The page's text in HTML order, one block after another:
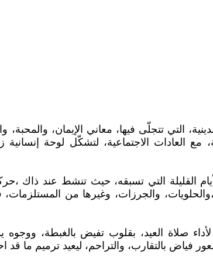
التي تتجلّى فيها، معاني الإيمان،
مع العادات الاجتماعية، لتشكّل لوحة
القليلة التي تسبقه، حيث تنشط عند ذاك
والجرزات، وغيرها من
صلاة العيد، بقلوب تفيض بالغبطة، ووجوه
فياض بالتقارب، والتراحم، ليعيد ترميم ما